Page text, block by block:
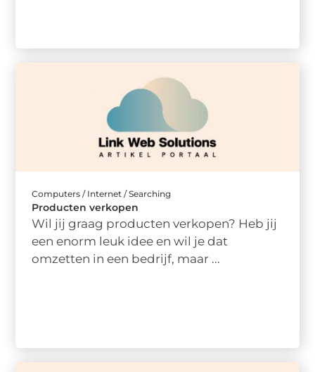
Computers / Internet / Searching
Producten verkopen
Wil jij graag producten verkopen? Heb jij
een enorm leuk idee en wil je dat
omzetten in een bedrijf, maar ...